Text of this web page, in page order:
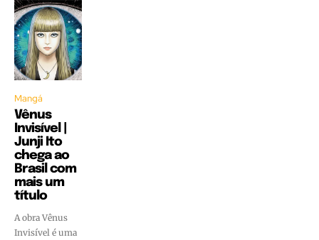
Mangá
Vênus
Invisível |
Junji Ito
chega ao
Brasil com
mais um
título
A obra Vênus
Invisível é uma